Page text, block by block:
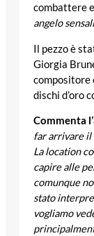
combattere
angelo
Il pezzo è
Giorgia
compositore
dischi d’oro
Commenta
far arrivare il
La location
capire alle
comunque
stato
vogliamo